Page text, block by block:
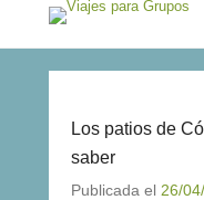
Los patios de
saber
Publicada el 26/